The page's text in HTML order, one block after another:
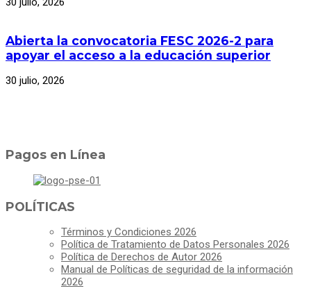
Abierta la convocatoria FESC 2026-2 para
apoyar el acceso a la educación superior
30 julio, 2026
Pagos en Línea
POLÍTICAS
Términos y Condiciones 2026
Política de Tratamiento de Datos Personales 2026
Política de Derechos de Autor 2026
Manual de Políticas de seguridad de la información
2026